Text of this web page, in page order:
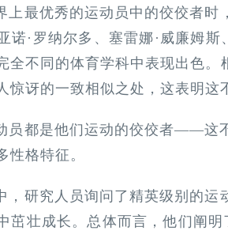
上最优秀的运动员中的佼佼者
诺·罗纳尔多、塞雷娜·威廉姆
全不同的体育学科中表现出色
惊讶的一致相似之处，这表明这
员都是他们运动的佼佼者——这
性格特征。
，研究人员询问了精英级别的运
茁壮成长。总体而言，他们阐